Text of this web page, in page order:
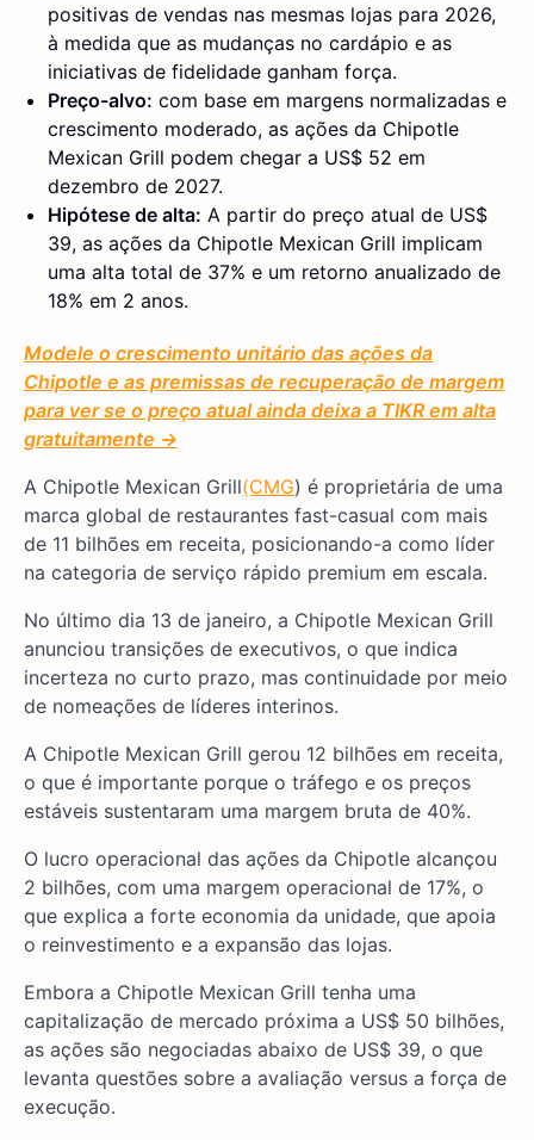
positivas de vendas nas mesmas lojas para 2026,
à medida que as mudanças no cardápio e as
iniciativas de fidelidade ganham força.
Preço-alvo: com base em margens normalizadas e
crescimento moderado, as ações da Chipotle
Mexican Grill podem chegar a US$ 52 em
dezembro de 2027.
Hipótese de alta: A partir do preço atual de US$
39, as ações da Chipotle Mexican Grill implicam
uma alta total de 37% e um retorno anualizado de
18% em 2 anos.
Modele o crescimento unitário das ações da
Chipotle e as premissas de recuperação de margem
para ver se o preço atual ainda deixa a TIKR em alta
gratuitamente →
A Chipotle Mexican Grill(CMG) é proprietária de uma
marca global de restaurantes fast-casual com mais
de 11 bilhões em receita, posicionando-a como líder
na categoria de serviço rápido premium em escala.
No último dia 13 de janeiro, a Chipotle Mexican Grill
anunciou transições de executivos, o que indica
incerteza no curto prazo, mas continuidade por meio
de nomeações de líderes interinos.
A Chipotle Mexican Grill gerou 12 bilhões em receita,
o que é importante porque o tráfego e os preços
estáveis sustentaram uma margem bruta de 40%.
O lucro operacional das ações da Chipotle alcançou
2 bilhões, com uma margem operacional de 17%, o
que explica a forte economia da unidade, que apoia
o reinvestimento e a expansão das lojas.
Embora a Chipotle Mexican Grill tenha uma
capitalização de mercado próxima a US$ 50 bilhões,
as ações são negociadas abaixo de US$ 39, o que
levanta questões sobre a avaliação versus a força de
execução.